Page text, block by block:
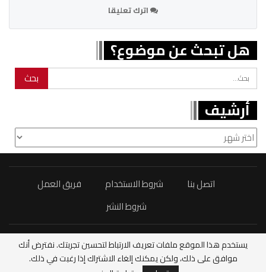
اترك تعليقا
هل تبحث عن موضوع؟
أرشيف
أرشيف
اتصل بنا شروط الاستخدام
فريق العمل
شروط النشر
© 2026 - مغربنا24 - Maghribona24.
كل الحقوق محفوظة.
يستخدم هذا الموقع ملفات تعريف الارتباط لتحسين تجربتك. نفترض أنك
موافق على ذلك، ولكن يمكنك إلغاء الاشتراك إذا رغبت في ذلك.